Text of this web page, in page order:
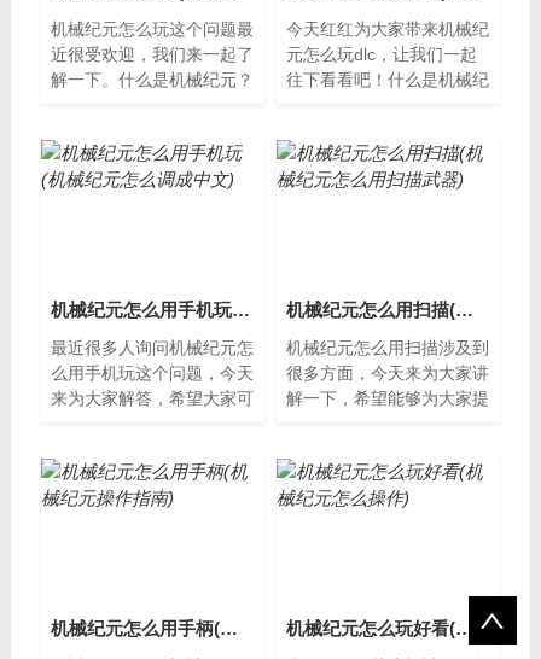
机械纪元怎么玩这个问题最
近很受欢迎，我们来一起了
解一下。什么是机械纪元？
界中的机器...
今天红红为大家带来机械纪
元怎么玩dlc，让我们一起
往下看看吧！什么是机械纪
DLC（下载内容）可...
机械纪元怎么用手机玩(机械纪元怎么调成中文)
最近很多人询问机械纪元怎
么用手机玩这个问题，今天
来为大家解答，希望大家可
是一款策略...
机械纪元怎么用扫描(机械纪元怎么用扫描武器)
机械纪元怎么用扫描涉及到
很多方面，今天来为大家讲
解一下，希望能够为大家提
工业化时期...
机械纪元怎么用手柄(机械纪元操作指南) 机械纪元怎么玩好看(机械纪元怎么操作)